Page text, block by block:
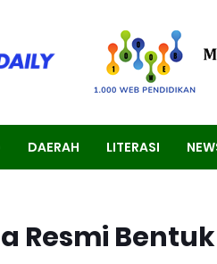
DAERAH LITERASI
Resmi